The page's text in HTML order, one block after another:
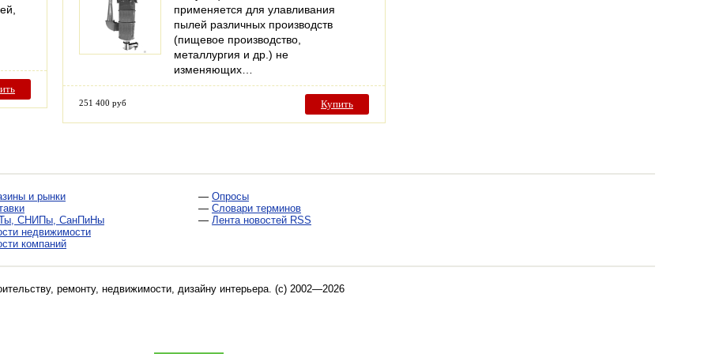
применяется для улавливания
пылей различных производств
(пищевое производство,
металлургия и др.) не
изменяющих…
251 400 руб Купить
и рынки
СНИПы, СанПиНы
недвижимости
компаний
— Опросы
— Словари терминов
— Лента новостей RSS
ремонту, недвижимости, дизайну интерьера. (c) 2002—2026